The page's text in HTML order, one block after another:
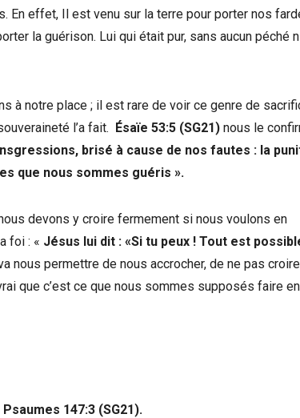
effet, Il est venu sur la terre pour porter nos
la guérison. Lui qui était pur, sans aucun péché
à notre place ; il est rare de voir ce genre de
l’a fait. Ésaïe 53:5 (SG21) nous le
brisé à cause de nos fautes : la
que nous sommes guéris ».
devons y croire fermement si nous voulons en
foi : « Jésus lui dit : «Si tu peux ! Tout est
nous permettre de nous accrocher, de ne pas
que c’est ce que nous sommes supposés faire
Psaumes 147:3 (SG21).